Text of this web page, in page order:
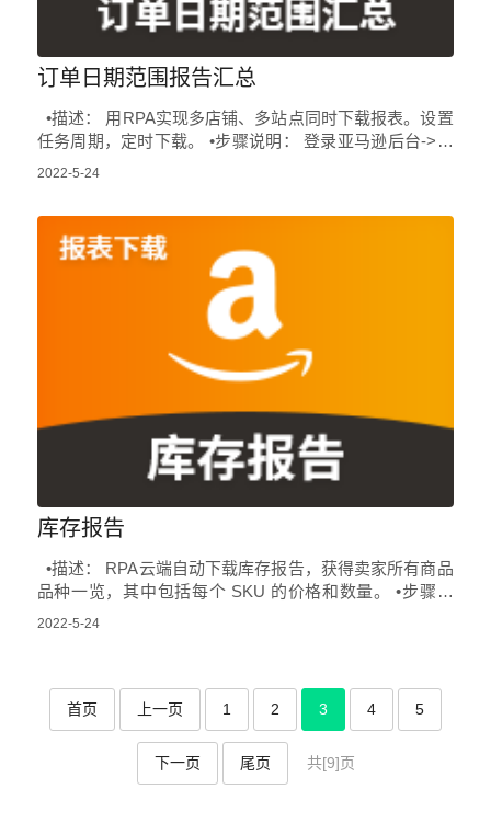
订单日期范围报告汇总
•描述： 用RPA实现多店铺、多站点同时下载报表。设置
任务周期，定时下载。 •步骤说明： 登录亚马逊后台->点
击数据报告->点击付款->点击…
2022-5-24
库存报告
•描述： RPA云端自动下载库存报告，获得卖家所有商品
品种一览，其中包括每个 SKU 的价格和数量。 •步骤说
明： 登录亚马逊后台->点击库存->…
2022-5-24
首页 上一页 1 2 3 4 5
下一页 尾页 共[9]页